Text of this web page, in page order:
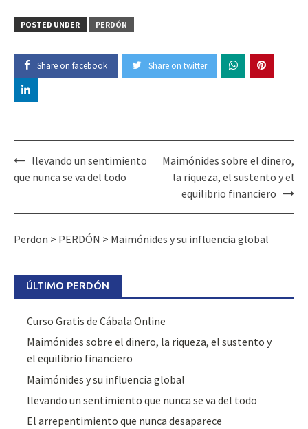
POSTED UNDER PERDÓN
Share on facebook Share on twitter
llevando un sentimiento
que nunca se va del todo
Maimónides sobre el dinero,
la riqueza, el sustento y el
equilibrio financiero
Perdon > PERDÓN > Maimónides y su influencia global
ÚLTIMO PERDÓN
Curso Gratis de Cábala Online
Maimónides sobre el dinero, la riqueza, el sustento y
el equilibrio financiero
Maimónides y su influencia global
llevando un sentimiento que nunca se va del todo
El arrepentimiento que nunca desaparece